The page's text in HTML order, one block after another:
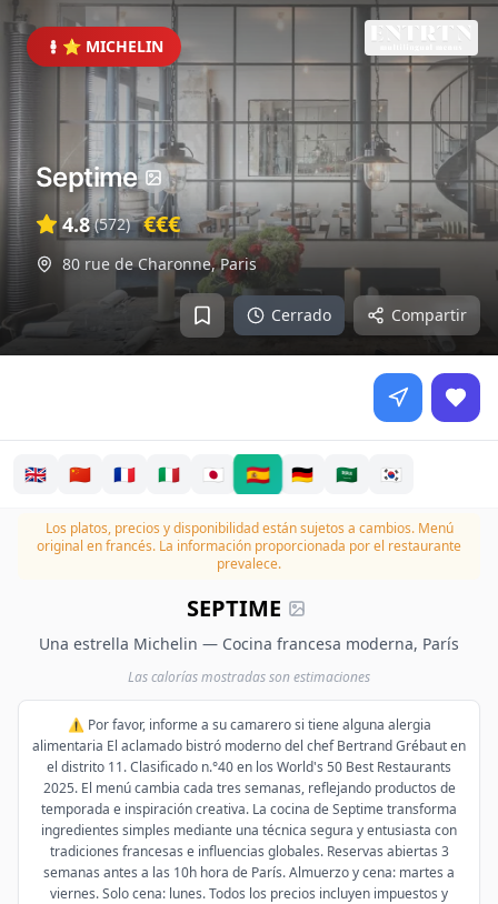
⭐ MICHELIN
Cerrado Compartir
Septime
4.8 (572) €€€
80 rue de Charonne,Paris
🇬🇧 🇨🇳 🇫🇷 🇮🇹 🇯🇵 🇪🇸 🇩🇪 🇸🇦 🇰🇷
Los platos, precios y disponibilidad están sujetos a cambios.Menú
original en francés. La información proporcionada por el restaurante
prevalece.
SEPTIME
Una estrella Michelin — Cocina francesa moderna, París
Las calorías mostradas son estimaciones
⚠️ Por favor, informe a su camarero si tiene alguna alergia
alimentaria El aclamado bistró moderno del chef Bertrand Grébaut en
el distrito 11. Clasificado n.°40 en los World's 50 Best Restaurants
2025. El menú cambia cada tres semanas, reflejando productos de
temporada e inspiración creativa. La cocina de Septime transforma
ingredientes simples mediante una técnica segura y entusiasta con
tradiciones francesas e influencias globales. Reservas abiertas 3
semanas antes a las 10h hora de París. Almuerzo y cena: martes a
viernes. Solo cena: lunes. Todos los precios incluyen impuestos y